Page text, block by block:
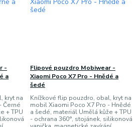
-
a
kryt na
Černé
+ TPU
Flipové pouzdro Mobiwear -
Xiaomi Poco X7 Pro - Hnědé a
šedé
Knížkové flip pouzdro, obal, kryt na
mobil Xiaomi Poco X7 Pro - Hnědé
a šedé, materiál Umělá kůže + TPU
- ochrana 360°, stojánek, silikonová